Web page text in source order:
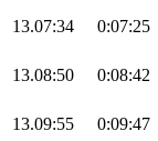
13.07:34 0:07:25
13.08:50 0:08:42
13.09:55 0:09:47